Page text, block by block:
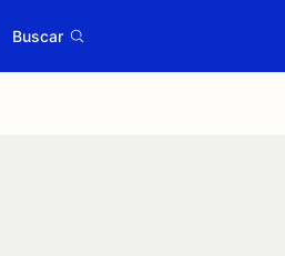
Buscar